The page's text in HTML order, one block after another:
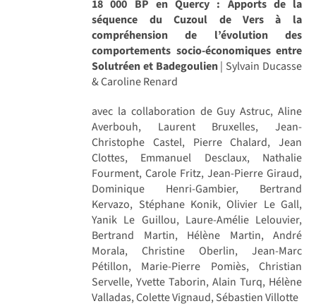
18 000 BP en Quercy : Apports de la
séquence du Cuzoul de Vers à la
compréhension de l’évolution des
comportements socio-économiques entre
Solutréen et Badegoulien| Sylvain Ducasse
& Caroline Renard
avec la collaboration de Guy Astruc, Aline
Averbouh, Laurent Bruxelles, Jean-
Christophe Castel, Pierre Chalard, Jean
Clottes, Emmanuel Desclaux, Nathalie
Fourment, Carole Fritz, Jean-Pierre Giraud,
Dominique Henri-Gambier, Bertrand
Kervazo, Stéphane Konik, Olivier Le Gall,
Yanik Le Guillou, Laure-Amélie Lelouvier,
Bertrand Martin, Hélène Martin, André
Morala, Christine Oberlin, Jean-Marc
Pétillon, Marie-Pierre Pomiès, Christian
Servelle, Yvette Taborin, Alain Turq, Hélène
Valladas, Colette Vignaud, Sébastien Villotte